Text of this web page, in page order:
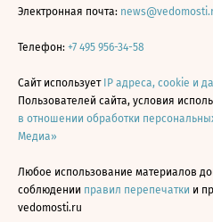
Электронная почта:
Телефон: +7 495 956-34-58
Сайт использует IP адреса, cookie и
Пользователей сайта, условия
в отношении обработки
Медиа»
Любое использование материалов
соблюдении правил перепечатки и
vedomosti.ru